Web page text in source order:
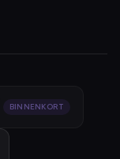
BINNENKORT